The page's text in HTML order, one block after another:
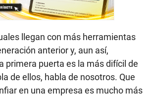
llegan con más herramientas
anterior y, aun así,
primera puerta es la más difícil de
de ellos, habla de nosotros. Que
en una empresa es mucho más